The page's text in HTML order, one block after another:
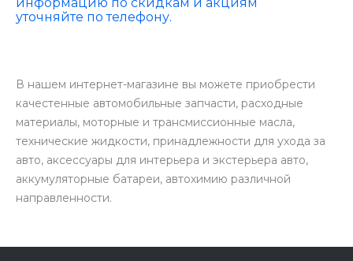
уточняйте по телефону.
В нашем интернет-магазине вы можете приобрести
качестенные автомобильные запчасти, расходные
материалы, моторные и трансмиссионные масла,
технические жидкости, принадлежности для ухода за
авто, аксессуары для интерьера и экстерьера авто,
аккумуляторные батареи, автохимию различной
направленности.